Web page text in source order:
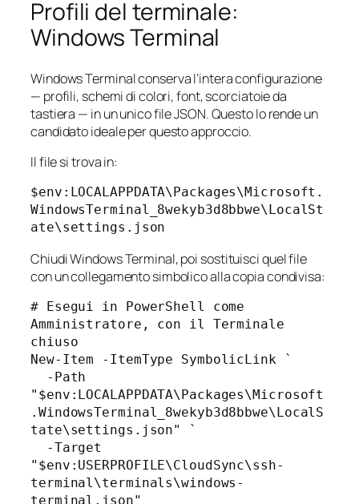
Profili del terminale:
Windows Terminal
Windows Terminal conserva l’intera configurazione
— profili, schemi di colori, font, scorciatoie da
tastiera — in un unico file JSON. Questo lo rende un
candidato ideale per questo approccio.
Il file si trova in:
$env:LOCALAPPDATA\Packages\Microsoft.
WindowsTerminal_8wekyb3d8bbwe\LocalSt
Chiudi Windows Terminal, poi sostituisci quel file
con un collegamento simbolico alla copia condivisa:
# Esegui in PowerShell come
Amministratore, con il Terminale
chiuso
New-Item -ItemType SymbolicLink `
"$env:LOCALAPPDATA\Packages\Microsoft
.WindowsTerminal_8wekyb3d8bbwe\LocalS
tate\settings.json" `
"$env:USERPROFILE\CloudSync\ssh-
terminal\terminals\windows-